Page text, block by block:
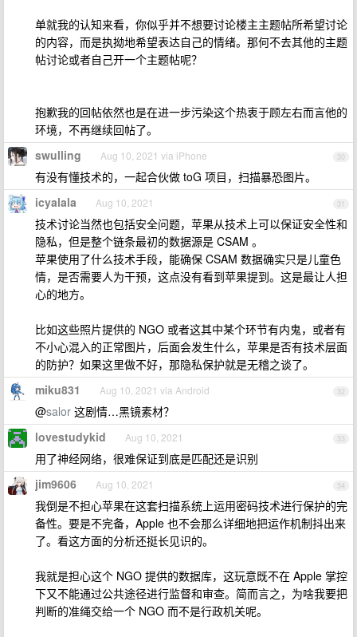
单就我的认知来看，你似乎并不想要讨论楼主主题帖所希望讨论
的内容，而是执拗地希望表达自己的情绪。那何不去其他的主题
帖讨论或者自己开一个主题帖呢？
抱歉我的回帖依然也是在进一步污染这个热衷于顾左右而言他的
环境，不再继续回帖了。
30
swulling Aug 10, 2021 via iPhone
有没有懂技术的，一起合伙做 toG 项目，扫描暴恐图片。
31
icyalala Aug 10, 2021
技术讨论当然也包括安全问题，苹果从技术上可以保证安全性和
隐私，但是整个链条最初的数据源是 CSAM 。
苹果使用了什么技术手段，能确保 CSAM 数据确实只是儿童色
情，是否需要人为干预，这点没有看到苹果提到。这是最让人担
心的地方。
比如这些照片提供的 NGO 或者这其中某个环节有内鬼，或者有
不小心混入的正常图片，后面会发生什么，苹果是否有技术层面
的防护？如果这里做不好，那隐私保护就是无稽之谈了。
32
miku831 Aug 10, 2021 via Android
@salor 这剧情…黑镜素材？
33
lovestudykid Aug 10, 2021
用了神经网络，很难保证到底是匹配还是识别
34
jim9606 Aug 10, 2021
我倒是不担心苹果在这套扫描系统上运用密码技术进行保护的完
备性。要是不完备，Apple 也不会那么详细地把运作机制抖出来
了。看这方面的分析还挺长见识的。
我就是担心这个 NGO 提供的数据库，这玩意既不在 Apple 掌控
下又不能通过公共途径进行监督和审查。简而言之，为啥我要把
判断的准绳交给一个 NGO 而不是行政机关呢。